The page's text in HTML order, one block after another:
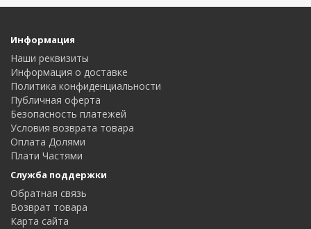
Информация
Наши реквизиты
Информация о доставке
Политика конфиденциальности
Публичная оферта
Безопасность платежей
Условия возврата товара
Оплата Долями
Плати Частями
Служба поддержки
Обратная связь
Возврат товара
Карта сайта